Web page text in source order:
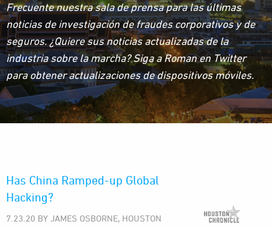
Frecuente nuestra sala de prensa para las últimas
noticias de investigación de fraudes corporativos y de
seguros. ¿Quiere sus noticias actualizadas de la
industria sobre la marcha? Siga a Roman en Twitter
para obtener actualizaciones de dispositivos móviles.
Has China Ramped-up Global
Hacking?
7.23.20 BY JAMES OSBORNE, HOUSTON